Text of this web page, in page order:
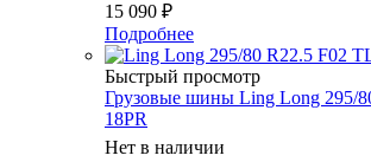
15 090 ₽
Подробнее
Быстрый просмотр
Грузовые шины Ling Long 295/
18PR
Нет в наличии